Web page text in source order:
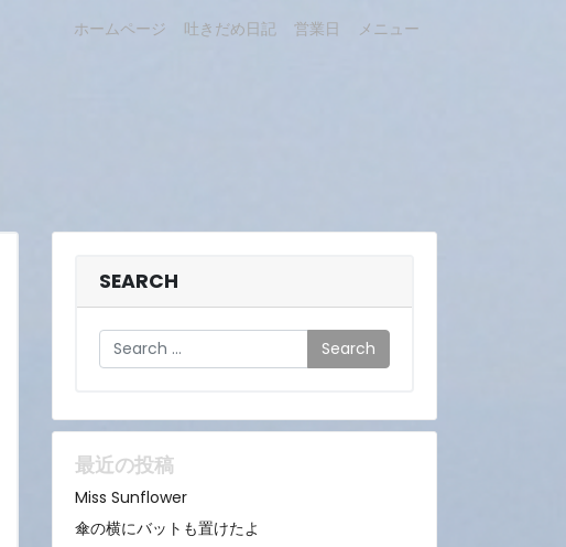
ホームページ 吐きだめ日記 営業日 メニュー
SEARCH
Search
最近の投稿
Miss Sunflower
傘の横にバットも置けたよ